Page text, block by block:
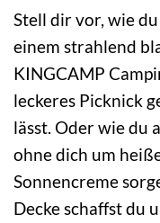
Stell dir vor, wie
einem strahlend
KINGCAMP
leckeres Picknick
lässt. Oder wie du
ohne dich um
Sonnencreme
Decke schaffst du